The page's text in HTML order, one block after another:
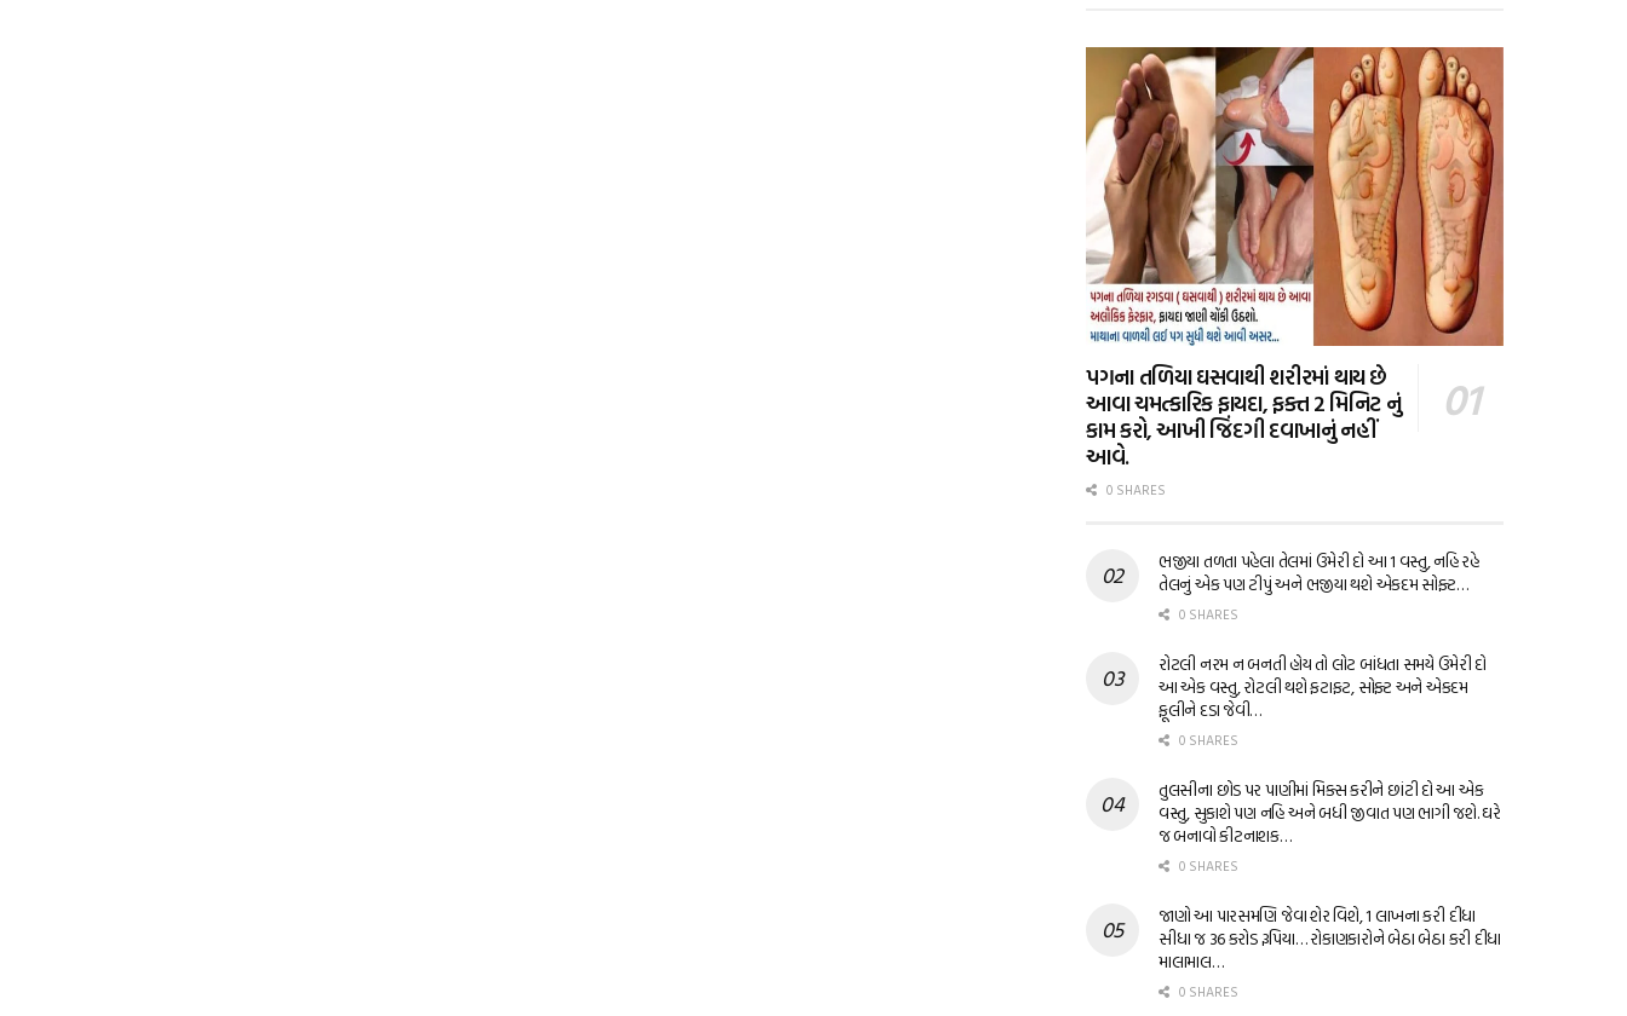
પગના તળિયા ઘસવાથી શરીરમાં થાય છે
આવા ચમત્કારિક ફાયદા, ફક્ત 2 મિનિટ નું
કામ કરો, આખી જિંદગી દવાખાનું નહીં
આવે.
0 SHARES
ભજીયા તળતા પહેલા તેલમાં ઉમેરી દો આ 1 વસ્તુ, નહિ રહે
તેલનું એક પણ ટીપું અને ભજીયા થશે એકદમ સોફ્ટ…
0 SHARES
રોટલી નરમ ન બનતી હોય તો લોટ બાંધતા સમયે ઉમેરી દો
આ એક વસ્તુ, રોટલી થશે ફટાફટ, સોફ્ટ અને એકદમ
ફૂલીને દડા જેવી…
0 SHARES
તુલસીના છોડ પર પાણીમાં મિક્સ કરીને છાંટી દો આ એક
વસ્તુ, સુકાશે પણ નહિ અને બધી જીવાત પણ ભાગી જશે. ઘરે
જ બનાવો કીટનાશક…
0 SHARES
જાણો આ પારસમણિ જેવા શેર વિશે, 1 લાખના કરી દીધા
સીધા જ 36 કરોડ રૂપિયા… રોકાણકારોને બેઠા બેઠા કરી દીધા
માલામાલ…
0 SHARES